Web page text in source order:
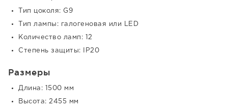
Тип цоколя: G9
Тип лампы: галогеновая или LED
Количество ламп: 12
Степень защиты: IP20
Размеры
Длина: 1500 мм
Высота: 2455 мм